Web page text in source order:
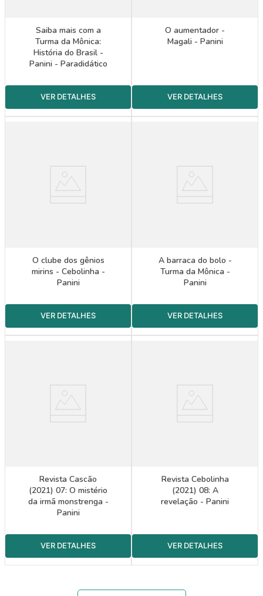
Saiba mais com a
Turma da Mônica:
História do Brasil -
Panini - Paradidático
O aumentador -
Magali - Panini
O clube dos gênios
mirins - Cebolinha -
Panini
A barraca do bolo -
Turma da Mônica -
Panini
Revista Cascão
(2021) 07: O mistério
da irmã monstrenga -
Panini
Revista Cebolinha
(2021) 08: A
revelação - Panini